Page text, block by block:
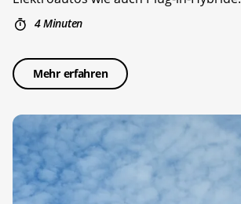
4 Minuten
Mehr erfahren